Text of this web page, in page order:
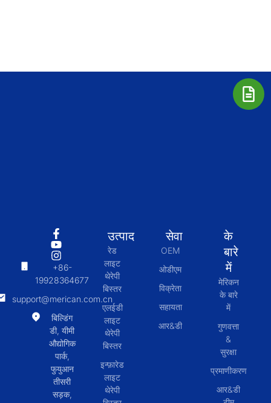
+86-
19928364677
support@merican.com.cn
बिल्डिंग
डी, यीमी
औद्योगिक
पार्क,
फुयुआन
तीसरी
सड़क,
उत्पाद
रेड
लाइट
थेरेपी
बिस्तर
एलईडी
लाइट
थेरेपी
बिस्तर
इन्फ़ारेड
लाइट
थेरेपी
सेवा
OEM
ओडीएम
विक्रेता
सहायता
आर&डी
के
बारे
में
मेरिकन
के बारे
में
गुणवत्ता
&
सुरक्षा
प्रमाणीकरण
आर&डी